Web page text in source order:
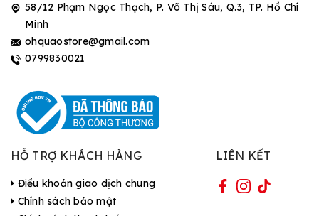
58/12 Phạm Ngọc Thạch, P. Võ Thị Sáu, Q.3, TP. Hồ Chí
Minh
ohquaostore@gmail.com
0799830021
HỖ TRỢ KHÁCH HÀNG
Điều khoản giao dịch chung
Chính sách bảo mật
LIÊN KẾT